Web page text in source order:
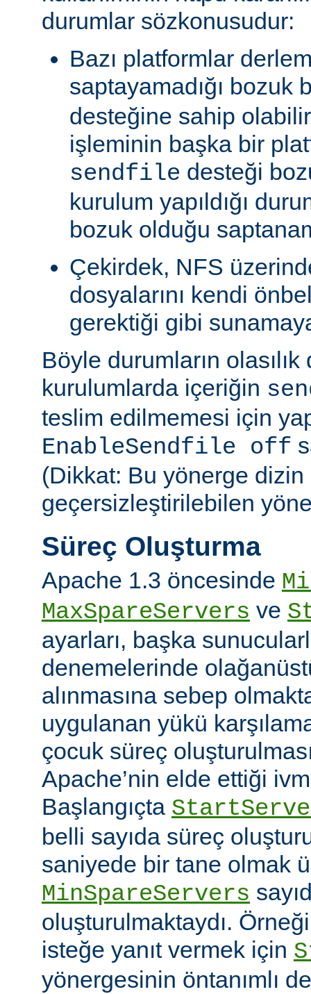
durumlar sözkonusudur:
Bazı platformlar
saptayamadığı bozuk
desteğine sahip
işleminin başka bir
sendfile desteği
kurulum yapıldığı
bozuk olduğu
Çekirdek, NFS
dosyalarını kendi
gerektiği gibi
Böyle durumların
kurulumlarda içeriğin
teslim edilmemesi için
EnableSendfile off
(Dikkat: Bu yönerge
geçersizleştirilebilen
Süreç Oluşturma
Apache 1.3 öncesinde
MaxSpareServers ve
ayarları, başka
denemelerinde
alınmasına sebep
uygulanan yükü
çocuk süreç
Apache’nin elde ettiği
Başlangıçta
belli sayıda süreç
saniyede bir tane olmak
MinSpareServers
oluşturulmaktaydı.
isteğe yanıt vermek için
yönergesinin öntanımlı